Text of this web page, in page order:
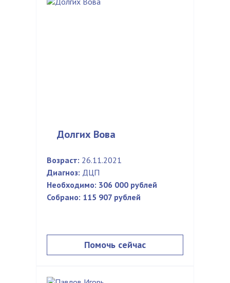
Долгих Вова
Возраст: 26.11.2021
Диагноз: ДЦП
Необходимо: 306 000 рублей
Собрано: 115 907 рублей
Помочь сейчас